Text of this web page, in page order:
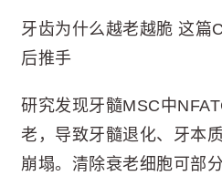
牙齿为什么越老越脆 这篇
后推手
研究发现牙髓MSC中
老，导致牙髓退化、牙本
崩塌。清除衰老细胞可部